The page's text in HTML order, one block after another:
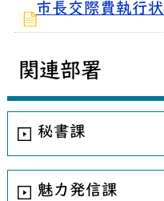
市長交際費執行
関連部署
秘書課
魅力発信課